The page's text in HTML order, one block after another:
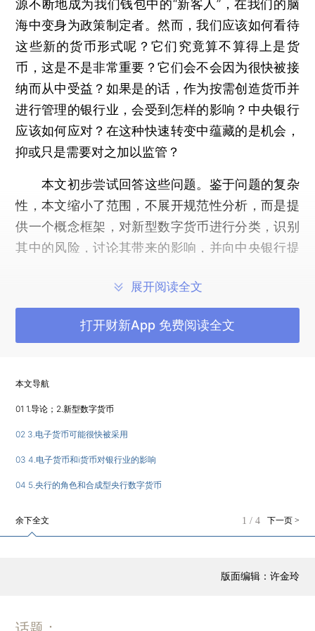
源不断地成为我们钱包中的“新客人”，在我们的脑
海中变身为政策制定者。然而，我们应该如何看待
这些新的货币形式呢？它们究竟算不算得上是货
币，这是不是非常重要？它们会不会因为很快被接
纳而从中受益？如果是的话，作为按需创造货币并
进行管理的银行业，会受到怎样的影响？中央银行
应该如何应对？在这种快速转变中蕴藏的是机会，
抑或只是需要对之加以监管？
本文初步尝试回答这些问题。鉴于问题的复杂
性，本文缩小了范围，不展开规范性分析，而是提
供一个概念框架，对新型数字货币进行分类，识别
其中的风险，讨论其带来的影响，并向中央银行提
式与银行业的相互关系，即金融稳定和消费者保
护，也会涉及其他方面的风险和影响，如金融诚
信、货币政策和资金流、反垄断，但这些不是本文
简而言之，本文指出当今两大主要货币形式将
面临激烈竞争，甚至有可能被超越。现金和银行存
款将受到电子货币（e-money，以欧元、美元或人
币。作为支付工具，电子货币更为便利，但是其币
的私人投资基金。流入10欧元，就必须有10欧元流
展开阅读全文
打开财新App 免费阅读全文
本文导航
01 1.导论；2.新型数字货币
02 3.电子货币可能很快被采用
03 4.电子货币和i货币对银行业的影响
04 5.央行的角色和合成型央行数字货币
余下全文 下一页 >
1 / 4
版面编辑：许金玲